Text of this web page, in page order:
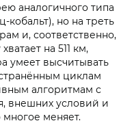
аналогичного типа
кобальт), но на треть
и, соответственно,
на 511 км,
умеет высчитывать
циклам
алгоритмам с
внешних условий и
меняет.